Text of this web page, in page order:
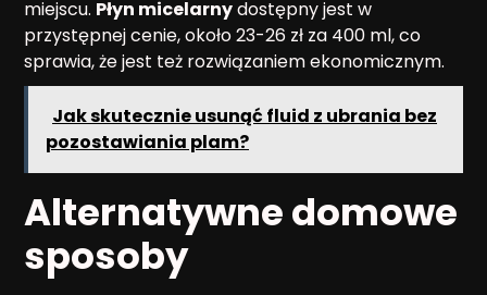
miejscu. Płyn micelarnydostępny jest w
przystępnej cenie, około 23-26 zł za 400 ml, co
sprawia, że jest też rozwiązaniem ekonomicznym.
Jak skutecznie usunąć fluid z ubrania bez
pozostawiania plam?
Alternatywne domowe
sposoby